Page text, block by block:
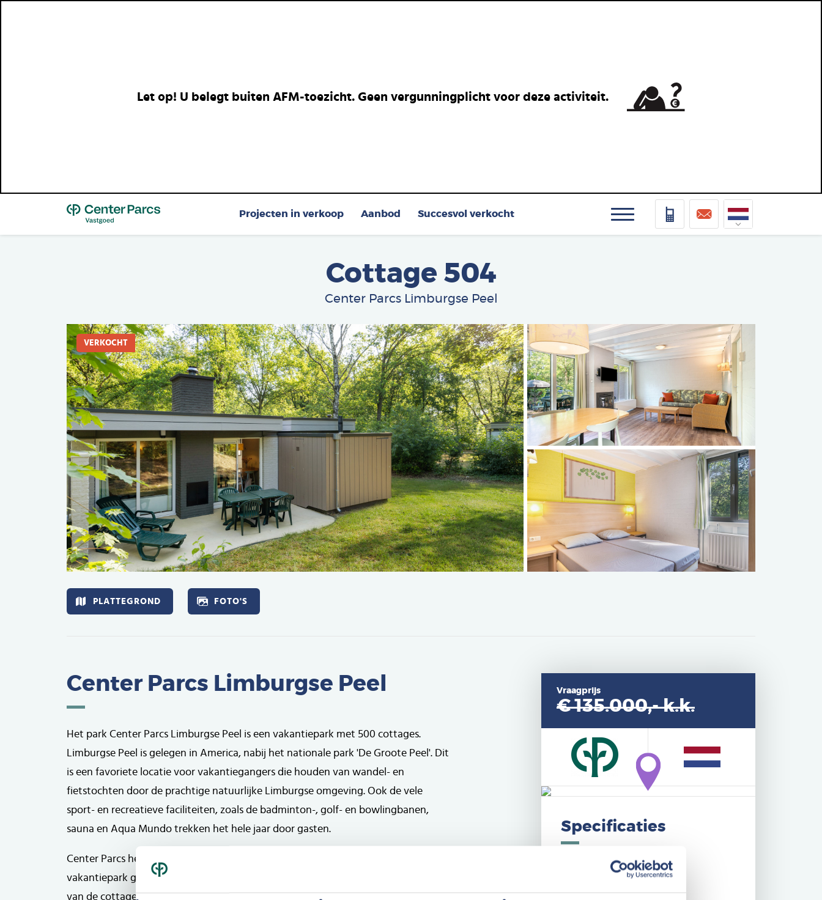
Let op! U belegt buiten AFM-toezicht. Geen vergunningplicht voor deze activiteit.
Top
Projecten in verkoop Aanbod Succesvol verkocht
Vlaams
Cottage 504
Center Parcs Limburgse Peel
VERKOCHT
Afbeelding
Afbeelding
PLATTEGROND FOTO'S
Center Parcs Limburgse Peel
Het park Center Parcs Limburgse Peel is een vakantiepark met 500 cottages.
Limburgse Peel is gelegen in America, nabij het nationale park 'De Groote Peel'. Dit
is een favoriete locatie voor vakantiegangers die houden van wandel- en
fietstochten door de prachtige natuurlijke Limburgse omgeving. Ook de vele
sport- en recreatieve faciliteiten, zoals de badminton-, golf- en bowlingbanen,
sauna en Aqua Mundo trekken het hele jaar door gasten.
Center Parcs heeft ruim 12 miljoen euro in de refurbishment van het gehele
vakantiepark geïnvesteerd. In 2017 heeft reeds een vernieuwing van de binnenzijde
van de cottages plaatsgevonden en in 2022/2023 heeft de buitenzijde een make-
Vraagprijs
€ 135.000,-k.k.
Specificaties
1980